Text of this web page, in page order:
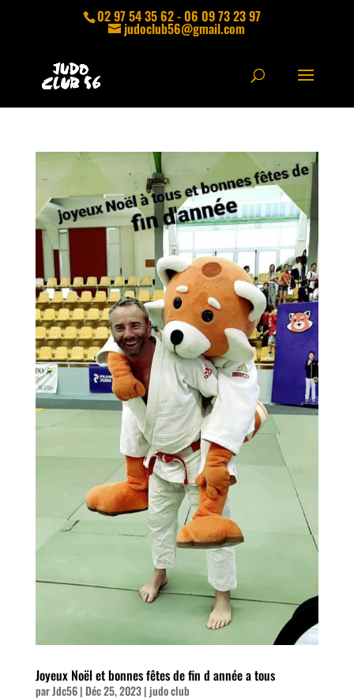
02 97 54 35 62 - 06 09 73 23 97
judoclub56@gmail.com
Joyeux Noël et bonnes fêtes de fin d année a tous
parJdc56| Déc 25, 2023| judo club